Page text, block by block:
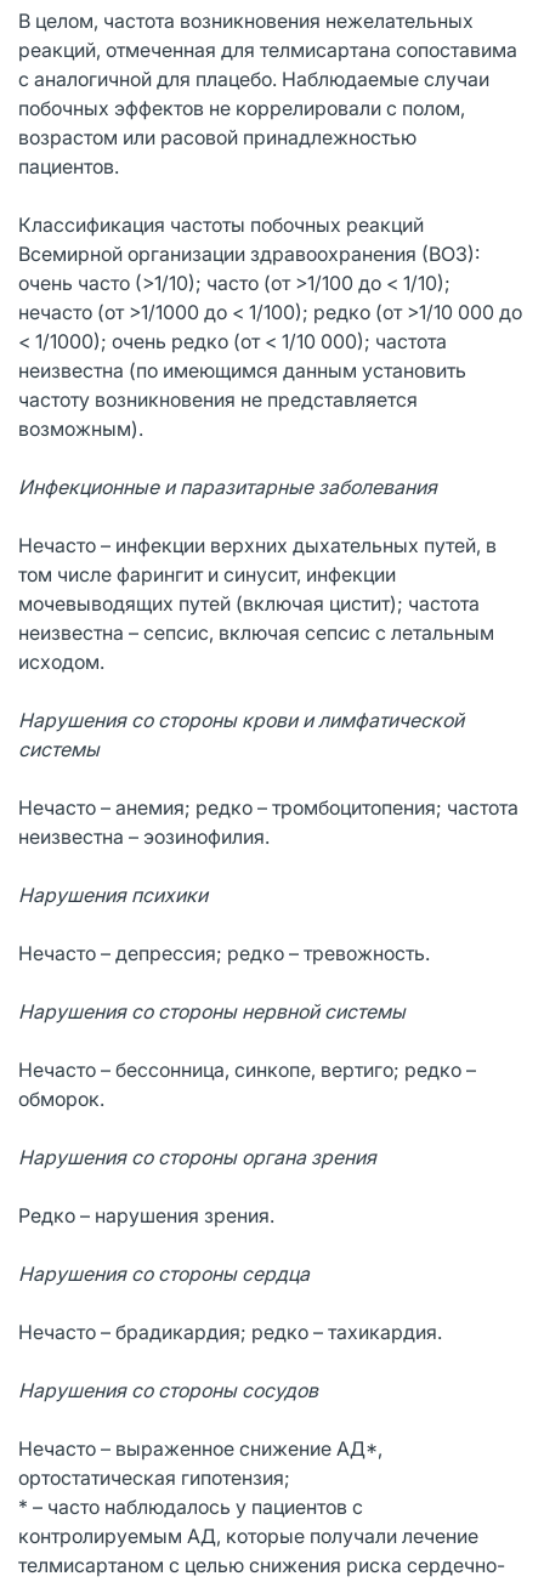
В целом, частота возникновения нежелательных
реакций, отмеченная для телмисартана сопоставима
с аналогичной для плацебо. Наблюдаемые случаи
побочных эффектов не коррелировали с полом,
возрастом или расовой принадлежностью
пациентов.
Классификация частоты побочных реакций
Всемирной организации здравоохранения (ВОЗ):
очень часто (>1/10); часто (от >1/100 до < 1/10);
нечасто (от >1/1000 до < 1/100); редко (от >1/10 000 до
< 1/1000); очень редко (от < 1/10 000); частота
неизвестна (по имеющимся данным установить
частоту возникновения не представляется
возможным).
Инфекционные и паразитарные заболевания
Нечасто – инфекции верхних дыхательных путей, в
том числе фарингит и синусит, инфекции
мочевыводящих путей (включая цистит); частота
неизвестна – сепсис, включая сепсис с летальным
исходом.
Нарушения со стороны крови и лимфатической
системы
Нечасто – анемия; редко – тромбоцитопения; частота
неизвестна – эозинофилия.
Нарушения психики
Нечасто – депрессия; редко – тревожность.
Нарушения со стороны нервной системы
Нечасто – бессонница, синкопе, вертиго; редко –
обморок.
Нарушения со стороны органа зрения
Редко – нарушения зрения.
Нарушения со стороны сердца
Нечасто – брадикардия; редко – тахикардия.
Нарушения со стороны сосудов
Нечасто – выраженное снижение АД*,
ортостатическая гипотензия;
* – часто наблюдалось у пациентов с
контролируемым АД, которые получали лечение
телмисартаном с целью снижения риска сердечно-